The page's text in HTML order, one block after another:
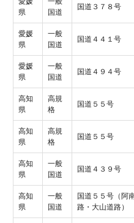
県
国道
国道３７８号
愛媛
県
一般
国道
国道４４１号
愛媛
県
一般
国道
国道４９４号
高知
県
高規
格
国道５５号
高知
県
高規
格
国道５５号
高知
県
一般
国道
国道４３９号
高知
県
一般
国道
国道５５号（阿
路・大山道路）